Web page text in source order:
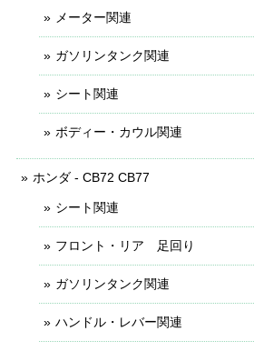
メーター関連
ガソリンタンク関連
シート関連
ボディー・カウル関連
ホンダ - CB72 CB77
シート関連
フロント・リア 足回り
ガソリンタンク関連
ハンドル・レバー関連